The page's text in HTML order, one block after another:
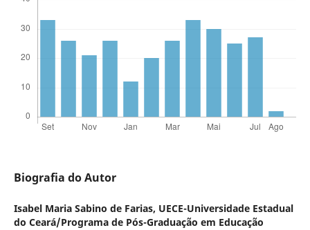
Biografia do Autor
Isabel Maria Sabino de Farias, UECE-Universidade Estadual
do Ceará/Programa de Pós-Graduação em Educação